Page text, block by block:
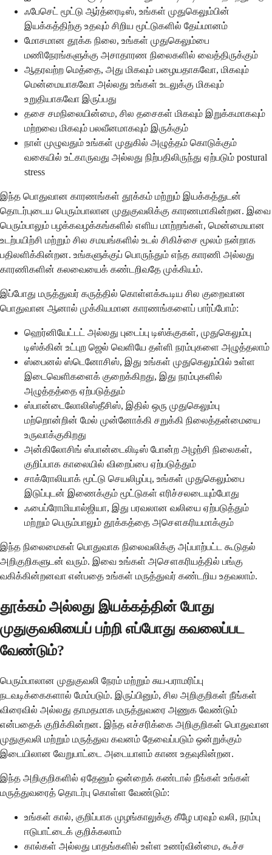
ஃபேசெட் மூட்டு ஆர்த்ரைடிஸ், உங்கள் முதுகெலும்பின்
இயக்கத்திற்கு உதவும் சிறிய மூட்டுகளில் தேய்மானம்
மோசமான தூக்க நிலை, உங்கள் முதுகெலும்பை
மணிநேரங்களுக்கு அசாதாரண நிலைகளில் வைத்திருக்கும்
ஆதரவற்ற மெத்தை, அது மிகவும் பழையதாகவோ, மிகவும்
மென்மையாகவோ அல்லது உங்கள் உடலுக்கு மிகவும்
உறுதியாகவோ இருப்பது
தசை சமநிலையின்மை, சில தசைகள் மிகவும் இறுக்கமாகவும்
மற்றவை மிகவும் பலவீனமாகவும் இருக்கும்
நாள் முழுவதும் உங்கள் முதுகில் அழுத்தம் கொடுக்கும்
வகையில் உட்காருவது அல்லது நிற்பதிலிருந்து ஏற்படும் postural
stress
இந்த பொதுவான காரணங்கள் தூக்கம் மற்றும் இயக்கத்துடன்
தொடர்புடைய பெரும்பாலான முதுகுவலிக்கு காரணமாகின்றன. இவை
பெரும்பாலும் பழக்கவழக்கங்களில் எளிய மாற்றங்கள், மென்மையான
உடற்பயிற்சி மற்றும் சில சமயங்களில் உடல் சிகிச்சை மூலம் நன்றாக
பதிலளிக்கின்றன. உங்களுக்குப் பொருந்தும் எந்த காரணி அல்லது
காரணிகளின் கலவையைக் கண்டறிவதே முக்கியம்.
இப்போது மருத்துவர் கருத்தில் கொள்ளக்கூடிய சில குறைவான
பொதுவான ஆனால் முக்கியமான காரணங்களைப் பார்ப்போம்:
ஹெர்னியேட்டட் அல்லது புடைப்பு டிஸ்க்குகள், முதுகெலும்பு
டிஸ்க்கின் உட்புற ஜெல் வெளியே தள்ளி நரம்புகளை அழுத்தலாம்
ஸ்பைனல் ஸ்டெனோசிஸ், இது உங்கள் முதுகெலும்பில் உள்ள
இடைவெளிகளைக் குறைக்கிறது, இது நரம்புகளில்
அழுத்தத்தை ஏற்படுத்தும்
ஸ்பான்டைலோலிஸ்தீசிஸ், இதில் ஒரு முதுகெலும்பு
மற்றொன்றின் மேல் முன்னோக்கி சறுக்கி நிலைத்தன்மையை
உருவாக்குகிறது
அன்கிலோசிங் ஸ்பான்டைலிடிஸ் போன்ற அழற்சி நிலைகள்,
குறிப்பாக காலையில் விறைப்பை ஏற்படுத்தும்
சாக்ரோலியாக் மூட்டு செயலிழப்பு, உங்கள் முதுகெலும்பை
இடுப்புடன் இணைக்கும் மூட்டுகள் எரிச்சலடையும்போது
ஃபைப்ரோமியால்ஜியா, இது பரவலான வலியை ஏற்படுத்தும்
மற்றும் பெரும்பாலும் தூக்கத்தை அசௌகரியமாக்கும்
இந்த நிலைமைகள் பொதுவாக நிலைவலிக்கு அப்பாற்பட்ட கூடுதல்
அறிகுறிகளுடன் வரும். இவை உங்கள் அசௌகரியத்தில் பங்கு
வகிக்கின்றனவா என்பதை உங்கள் மருத்துவர் கண்டறிய உதவலாம்.
தூக்கம் அல்லது இயக்கத்தின் போது
முதுகுவலியைப் பற்றி எப்போது கவலைப்பட
வேண்டும்?
பெரும்பாலான முதுகுவலி நேரம் மற்றும் சுய-பராமரிப்பு
நடவடிக்கைகளால் மேம்படும். இருப்பினும், சில அறிகுறிகள் நீங்கள்
விரைவில் அல்லது தாமதமாக மருத்துவரை அணுக வேண்டும்
என்பதைக் குறிக்கின்றன. இந்த எச்சரிக்கை அறிகுறிகள் பொதுவான
முதுகுவலி மற்றும் மருத்துவ கவனம் தேவைப்படும் ஒன்றுக்கும்
இடையிலான வேறுபாட்டை அடையாளம் காண உதவுகின்றன.
இந்த அறிகுறிகளில் ஏதேனும் ஒன்றைக் கண்டால் நீங்கள் உங்கள்
மருத்துவரைத் தொடர்பு கொள்ள வேண்டும்:
உங்கள் கால், குறிப்பாக முழங்காலுக்கு கீழே பரவும் வலி, நரம்பு
ஈடுபாட்டைக் குறிக்கலாம்
கால்கள் அல்லது பாதங்களில் உள்ள உணர்வின்மை, கூச்ச